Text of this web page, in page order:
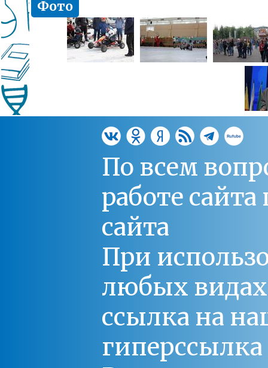
Фото
По всем
работе
сайта
При
любых
ссылка на